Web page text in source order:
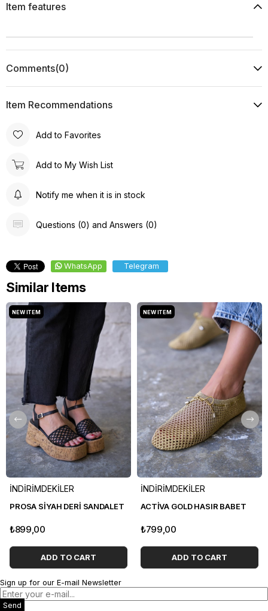
Item features
Comments(0)
Item Recommendations
Add to Favorites
Add to My Wish List
Notify me when it is in stock
Questions (0) and Answers (0)
WhatsApp Telegram
Similar Items
İNDİRİMDEKİLER
PROSA SİYAH DERİ SANDALET
₺899,00
ADD TO CART
NEW ITEM
İNDİRİMDEKİLER
ACTİVA GOLD HASIR BABET
₺799,00
ADD TO CART
NEW ITEM
Sign up for our E-mail Newsletter
Send